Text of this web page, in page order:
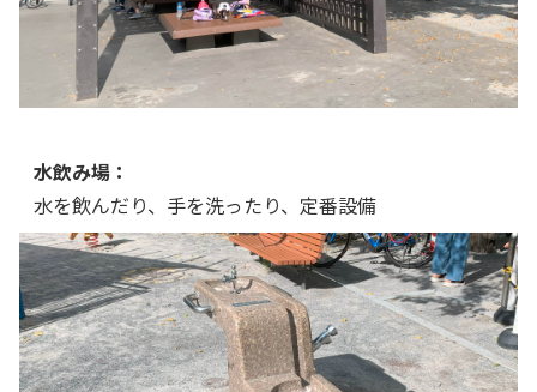
水飲み場：
水を飲んだり、手を洗ったり、定番設備